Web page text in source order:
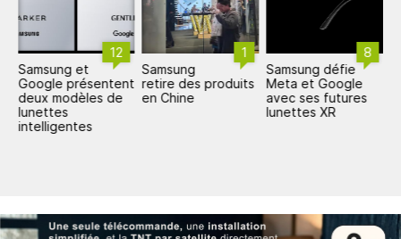
12
Samsung et
Google présentent
deux modèles de
lunettes
intelligentes
1
Samsung
retire des produits
en Chine
8
Samsung défie
Meta et Google
avec ses futures
lunettes XR